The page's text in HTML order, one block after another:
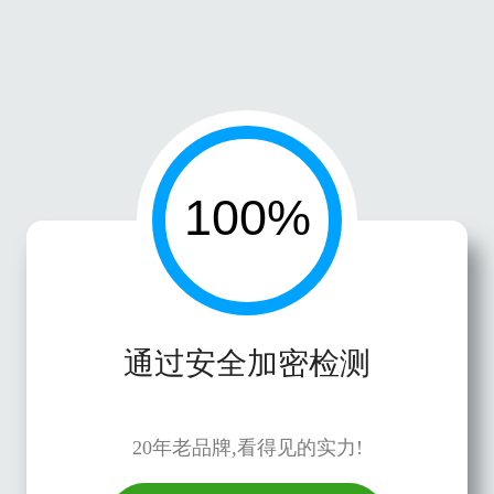
通过安全加密检测
20年老品牌,看得见的实力!